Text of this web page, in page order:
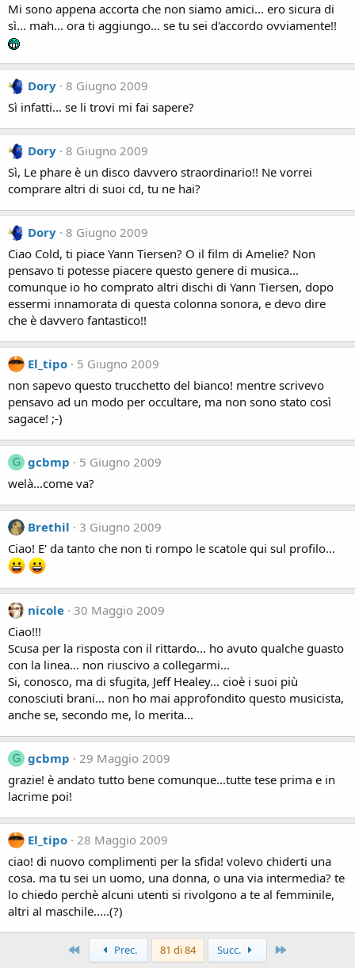
Mi sono appena accorta che non siamo amici... ero sicura di
sì... mah... ora ti aggiungo... se tu sei d'accordo ovviamente!!
Dory 8 Giugno 2009
Sì infatti... se li trovi mi fai sapere?
Dory 8 Giugno 2009
Sì, Le phare è un disco davvero straordinario!! Ne vorrei
comprare altri di suoi cd, tu ne hai?
Dory 8 Giugno 2009
Ciao Cold, ti piace Yann Tiersen? O il film di Amelie? Non
pensavo ti potesse piacere questo genere di musica...
comunque io ho comprato altri dischi di Yann Tiersen, dopo
essermi innamorata di questa colonna sonora, e devo dire
che è davvero fantastico!!
El_tipo
5 Giugno 2009
non sapevo questo trucchetto del bianco! mentre scrivevo
pensavo ad un modo per occultare, ma non sono stato così
sagace! ;-)
G gcbmp
5 Giugno 2009
welà...come va?
Brethil
3 Giugno 2009
Ciao! E' da tanto che non ti rompo le scatole qui sul profilo...
nicole 30 Maggio 2009
Ciao!!!
Scusa per la risposta con il rittardo... ho avuto qualche guasto
con la linea... non riuscivo a collegarmi...
Si, conosco, ma di sfugita, Jeff Healey... cioè i suoi più
conosciuti brani... non ho mai approfondito questo musicista,
anche se, secondo me, lo merita...
G gcbmp
29 Maggio 2009
grazie! è andato tutto bene comunque...tutte tese prima e in
lacrime poi!
El_tipo 28 Maggio 2009
ciao! di nuovo complimenti per la sfida! volevo chiderti una
cosa. ma tu sei un uomo, una donna, o una via intermedia? te
lo chiedo perchè alcuni utenti si rivolgono a te al femminile,
altri al maschile.....(?)
Primo Prec. 81 di 84 Succ.